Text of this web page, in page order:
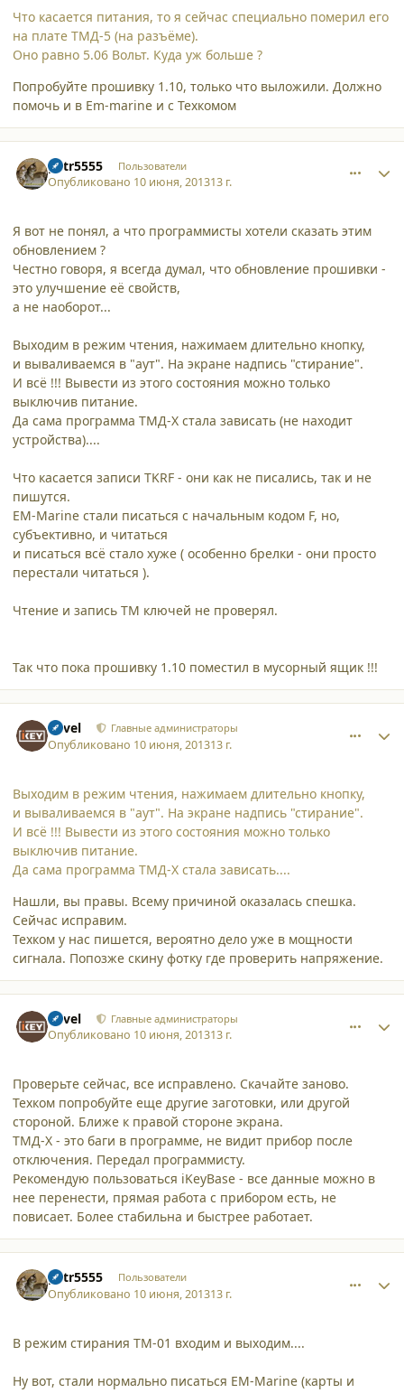
Что касается питания, то я сейчас специально померил его
на плате ТМД-5 (на разъёме).
Оно равно 5.06 Вольт. Куда уж больше ?
Попробуйте прошивку 1.10, только что выложили. Должно
помочь и в Em-marine и с Техкомом
petr5555 Пользователи
Опубликовано 10 июня, 201313 г.
Я вот не понял, а что программисты хотели сказать этим
обновлением ?
Честно говоря, я всегда думал, что обновление прошивки -
это улучшение её свойств,
а не наоборот...
Выходим в режим чтения, нажимаем длительно кнопку,
и вываливаемся в "аут". На экране надпись "стирание".
И всё !!! Вывести из этого состояния можно только
выключив питание.
Да сама программа ТМД-Х стала зависать (не находит
устройства)....
Что касается записи TKRF - они как не писались, так и не
пишутся.
EM-Marine стали писаться с начальным кодом F, но,
субъективно, и читаться
и писаться всё стало хуже ( особенно брелки - они просто
перестали читаться ).
Чтение и запись ТМ ключей не проверял.
Так что пока прошивку 1.10 поместил в мусорный ящик !!!
Pavel Главные администраторы
Опубликовано 10 июня, 201313 г.
Выходим в режим чтения, нажимаем длительно кнопку,
и вываливаемся в "аут". На экране надпись "стирание".
И всё !!! Вывести из этого состояния можно только
выключив питание.
Да сама программа ТМД-Х стала зависать....
Нашли, вы правы. Всему причиной оказалась спешка.
Сейчас исправим.
Техком у нас пишется, вероятно дело уже в мощности
сигнала. Попозже скину фотку где проверить напряжение.
Pavel Главные администраторы
Опубликовано 10 июня, 201313 г.
Проверьте сейчас, все исправлено. Скачайте заново.
Техком попробуйте еще другие заготовки, или другой
стороной. Ближе к правой стороне экрана.
ТМД-Х - это баги в программе, не видит прибор после
отключения. Передал программисту.
Рекомендую пользоваться iKeyBase - все данные можно в
нее перенести, прямая работа с прибором есть, не
повисает. Более стабильна и быстрее работает.
petr5555 Пользователи
Опубликовано 10 июня, 201313 г.
В режим стирания ТМ-01 входим и выходим....
Ну вот, стали нормально писаться EM-Marine (карты и